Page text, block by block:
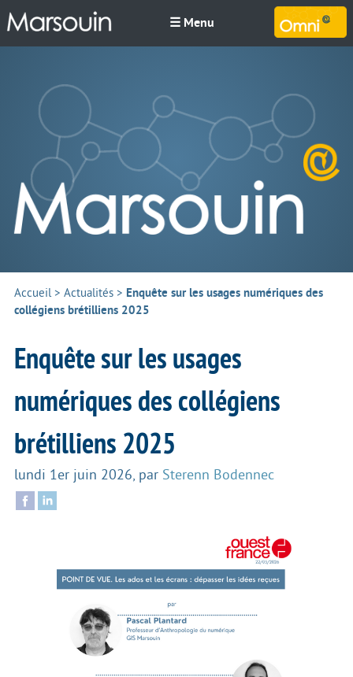
☰ Menu
Accueil> Actualités > Enquête sur les usages numériques des
collégiens brétilliens 2025
Enquête sur les usages
numériques des collégiens
brétilliens 2025
lundi 1er juin 2026, par Sterenn Bodennec